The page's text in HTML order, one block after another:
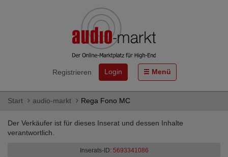
Registrieren Login Menü
Start audio-markt Rega Fono MC
Der Verkäufer ist für dieses Inserat und dessen Inhalte
verantwortlich.
Inserats-ID: 5693341086